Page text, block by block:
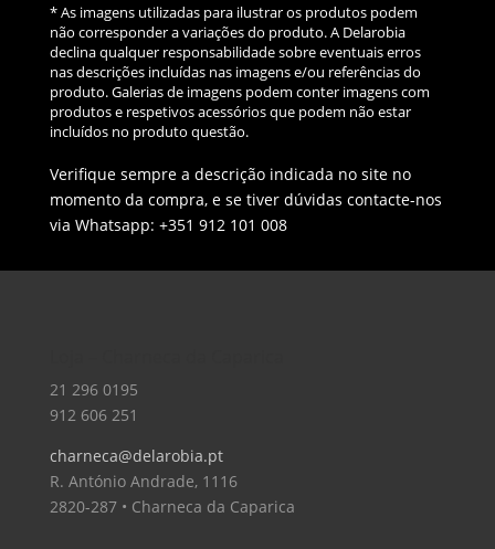
* As imagens utilizadas para ilustrar os produtos podem
não corresponder a variações do produto. A Delarobia
declina qualquer responsabilidade sobre eventuais erros
nas descrições incluídas nas imagens e/ou referências do
produto. Galerias de imagens podem conter imagens com
produtos e respetivos acessórios que podem não estar
incluídos no produto questão.
Verifique sempre a descrição indicada no site no
momento da compra, e se tiver dúvidas contacte-nos
via Whatsapp: +351 912 101 008
21 296 0195
912 606 251
charneca@delarobia.pt
R. António Andrade, 1116
2820-287 • Charneca da Caparica